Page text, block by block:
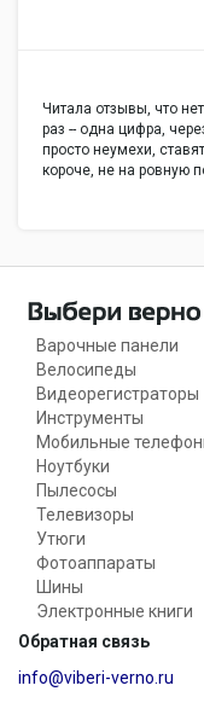
Читала отзывы, что
раз -- одна цифра,
просто неумехи,
короче, не на ровную
Варочные панели
Велосипеды
Видеорегистраторы
Инструменты
Мобильные
Ноутбуки
Пылесосы
Телевизоры
Утюги
Фотоаппараты
Шины
Электронные книги
Обратная связь
info@viberi-verno.ru